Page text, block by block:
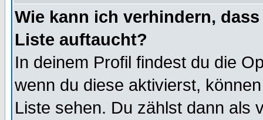
Wie kann ich verhindern,
Liste auftaucht?
In deinem Profil findest du die
wenn du diese aktivierst,
Liste sehen. Du zählst dann als